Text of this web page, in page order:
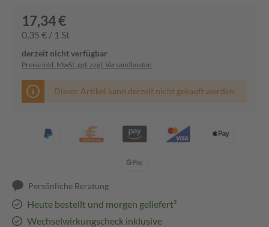
17,34 €
0,35 € / 1 St
derzeit nicht verfügbar
Preise inkl. MwSt. ggf. zzgl. Versandkosten
Dieser Artikel kann derzeit nicht gekauft werden.
Persönliche Beratung
Heute bestellt und morgen geliefert³
Wechselwirkungscheck inklusive